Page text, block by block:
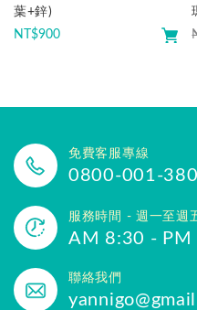
葉+鋅)
NT$900
免費客服專線
0800-001-380
服務時間 - 週一至週
AM 8:30 - PM
聯絡我們